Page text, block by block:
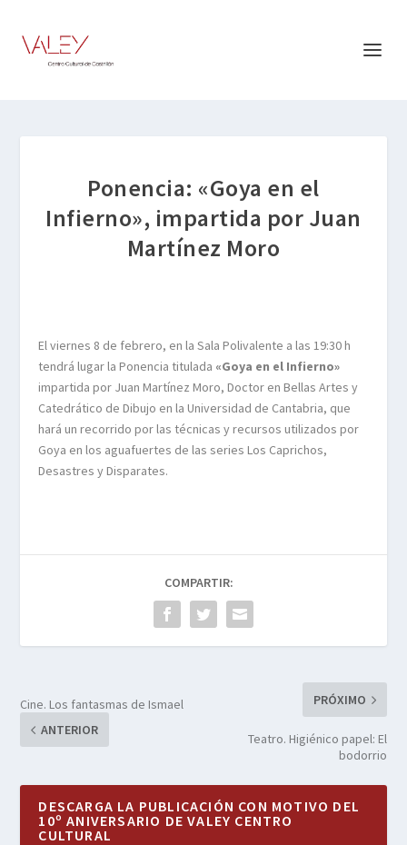
Ponencia: «Goya en el
Infierno», impartida por Juan
Martínez Moro
El viernes 8 de febrero, en la Sala Polivalente a las 19:30 h
tendrá lugar la Ponencia titulada «Goya en el Infierno»
impartida por Juan Martínez Moro, Doctor en Bellas Artes y
Catedrático de Dibujo en la Universidad de Cantabria, que
hará un recorrido por las técnicas y recursos utilizados por
Goya en los aguafuertes de las series Los Caprichos,
Desastres y Disparates.
COMPARTIR:
Cine. Los fantasmas de Ismael
ANTERIOR
PRÓXIMO
Teatro. Higiénico papel: El
bodorrio
DESCARGA LA PUBLICACIÓN CON MOTIVO DEL
10º ANIVERSARIO DE VALEY CENTRO
CULTURAL